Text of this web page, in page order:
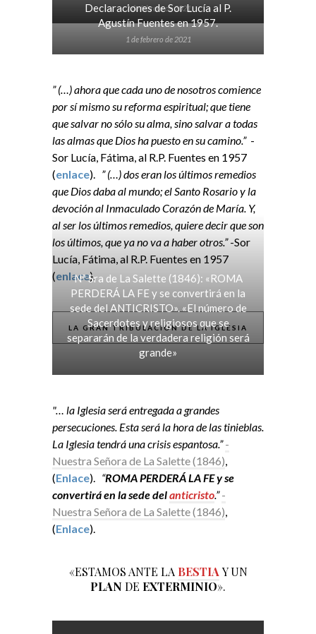
2 de febrero de 2021
Declaraciones de Sor Lucía al P.
Agustín Fuentes en 1957.
1 de febrero de 2021
” (…) ahora que cada uno de nosotros comience
por sí mismo su reforma espiritual; que tiene
que salvar no sólo su alma, sino salvar a todas
las almas que Dios ha puesto en su camino.” -
Sor Lucía, Fátima, al R.P. Fuentes en 1957
(enlace). ” (…) dos eran los últimos remedios
que Dios daba al mundo; el Santo Rosario y la
devoción al Inmaculado Corazón de María. Y,
al ser los últimos remedios, quiere decir que son
los últimos, que ya no va a haber otros.”-Sor
Lucía, Fátima, al R.P. Fuentes en 1957
(enlace).
LA GRAN TRIBULACIÓN DE LA IGLESIA
Nª Sra de La Salette (1846): «ROMA
PERDERÁ LA FE y se convertirá en la
sede del ANTICRISTO». «El número de
Sacerdotes y religiosos que se
separarán de la verdadera religión será
grande»
"… la Iglesia será entregada a grandes
persecuciones. Esta será la hora de las tinieblas.
La Iglesia tendrá una crisis espantosa.” -
Nuestra Señora de La Salette (1846),
(Enlace). “ROMA PERDERÁ LA FE y se
convertirá en la sede delanticristo.” -
Nuestra Señora de La Salette (1846),
(Enlace).
«ESTAMOS ANTE LA BESTIA Y UN
PLAN DE EXTERMINIO».